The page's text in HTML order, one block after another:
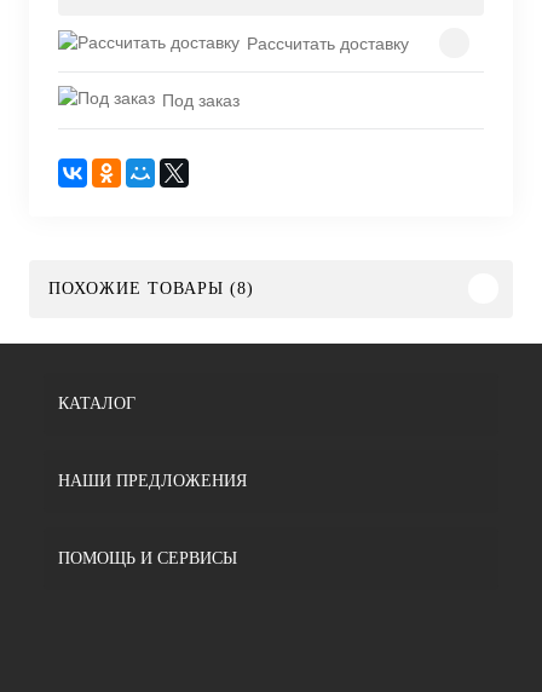
Рассчитать доставку
Под заказ
ПОХОЖИЕ ТОВАРЫ (8)
КАТАЛОГ
НАШИ ПРЕДЛОЖЕНИЯ
ПОМОЩЬ И СЕРВИСЫ